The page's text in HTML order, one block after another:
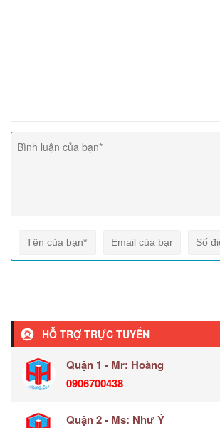
HỖ TRỢ TRỰC TUYẾN
Quận 1 - Mr: Hoàng
0906700438
Quận 2 - Ms: Như Ý